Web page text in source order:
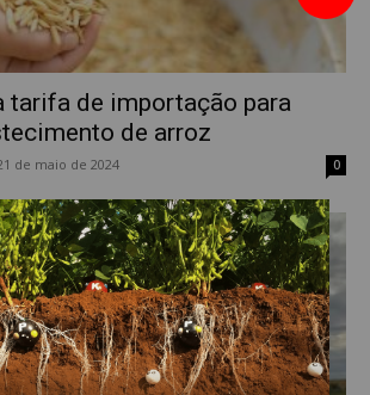
tarifa de importação para
de arroz
de maio de 2024 0